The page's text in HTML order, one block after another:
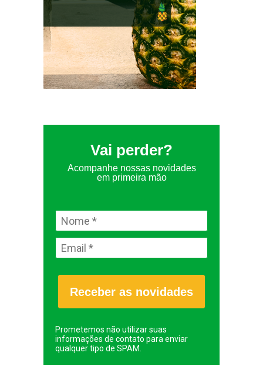
Vai perder?
Acompanhe nossas novidades
em primeira mão
Receber as novidades
Prometemos não utilizar suas
informações de contato para enviar
qualquer tipo de SPAM.